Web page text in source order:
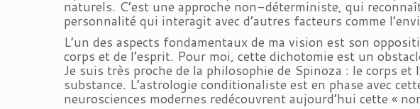
naturels. C’est une approche non-déterministe, qui
personnalité qui interagit avec d’autres facteurs comme
L’un des aspects fondamentaux de ma vision est son
corps et de l’esprit. Pour moi, cette dichotomie est un
Je suis très proche de la philosophie de Spinoza : le corps et
substance. L’astrologie conditionaliste est en phase avec
neurosciences modernes redécouvrent aujourd’hui cette «